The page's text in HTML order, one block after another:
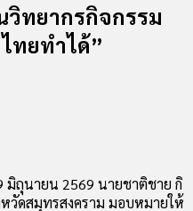
ทยากรกิจกรรม
ทยทำได้”
มิถุนายน 2569 นายชาติชาย กิ
ดสมุทรสงคราม มอบหมายให้